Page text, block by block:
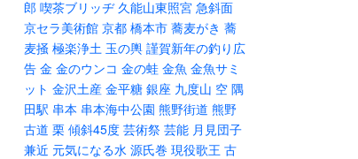
郎 喫茶ブリッヂ 久能山東照宮 急斜面
京セラ美術館 京都 橋本市 蕎麦がき 蕎
麦掻 極楽浄土 玉の輿 謹賀新年の釣り広
告 金 金のウンコ 金の蛙 金魚 金魚サミ
ット 金沢土産 金平糖 銀座 九度山 空 隅
田駅 串本 串本海中公園 熊野街道 熊野
古道 栗 傾斜45度 芸術祭 芸能 月見団子
兼近 元気になる水 源氏巻 現役歌王 古